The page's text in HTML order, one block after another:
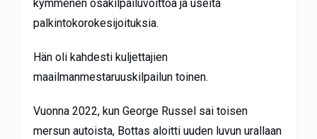
kymmenen osakilpailuvoittoa ja useita
palkintokorokesijoituksia.
Hän oli kahdesti kuljettajien
maailmanmestaruuskilpailun toinen.
Vuonna 2022, kun George Russel sai toisen
mersun autoista, Bottas aloitti uuden luvun urallaan